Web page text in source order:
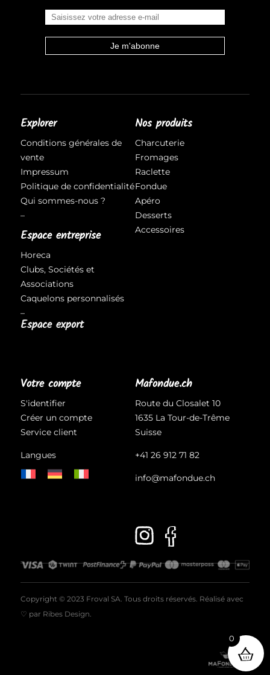
Explorer
Conditions générales de
vente
Impressum
Politique de confidentialité
Qui sommes-nous ?
–
Espace entreprise
Horeca
Clubs, Sociétés et
Associations
Caquelons personnalisés
–
Espace export
Nos produits
Charcuterie
Fromages
Raclette
Fondue
Apéro
Desserts
Accessoires
Votre compte
S'identifier
Créer un compte
Service client
Langues
Mafondue.ch
Route du Closalet 10
1635 La Tour-de-Trême
Suisse
+41 26 912 71 82
info@mafondue.ch
Copyright © 2023 Froval SA. Tous droits réservés. Réalisé avec
♡ par Ribes Design
0